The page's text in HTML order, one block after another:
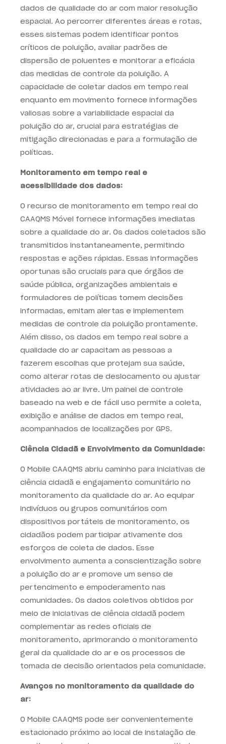
dados de qualidade do ar com maior resolução
espacial. Ao percorrer diferentes áreas e rotas,
esses sistemas podem identificar pontos
críticos de poluição, avaliar padrões de
dispersão de poluentes e monitorar a eficácia
das medidas de controle da poluição. A
capacidade de coletar dados em tempo real
enquanto em movimento fornece informações
valiosas sobre a variabilidade espacial da
poluição do ar, crucial para estratégias de
mitigação direcionadas e para a formulação de
políticas.
Monitoramento em tempo real e
acessibilidade dos dados:
O recurso de monitoramento em tempo real do
CAAQMS Móvel fornece informações imediatas
sobre a qualidade do ar. Os dados coletados são
transmitidos instantaneamente, permitindo
respostas e ações rápidas. Essas informações
oportunas são cruciais para que órgãos de
saúde pública, organizações ambientais e
formuladores de políticas tomem decisões
informadas, emitam alertas e implementem
medidas de controle da poluição prontamente.
Além disso, os dados em tempo real sobre a
qualidade do ar capacitam as pessoas a
fazerem escolhas que protejam sua saúde,
como alterar rotas de deslocamento ou ajustar
atividades ao ar livre. Um painel de controle
baseado na web e de fácil uso permite a coleta,
exibição e análise de dados em tempo real,
acompanhados de localizações por GPS.
Ciência Cidadã e Envolvimento da Comunidade:
O Mobile CAAQMS abriu caminho para iniciativas de
ciência cidadã e engajamento comunitário no
monitoramento da qualidade do ar. Ao equipar
indivíduos ou grupos comunitários com
dispositivos portáteis de monitoramento, os
cidadãos podem participar ativamente dos
esforços de coleta de dados. Esse
envolvimento aumenta a conscientização sobre
a poluição do ar e promove um senso de
pertencimento e empoderamento nas
comunidades. Os dados coletivos obtidos por
meio de iniciativas de ciência cidadã podem
complementar as redes oficiais de
monitoramento, aprimorando o monitoramento
geral da qualidade do ar e os processos de
tomada de decisão orientados pela comunidade.
Avanços no monitoramento da qualidade do
ar:
O Mobile CAAQMS pode ser convenientemente
estacionado próximo ao local de instalação de